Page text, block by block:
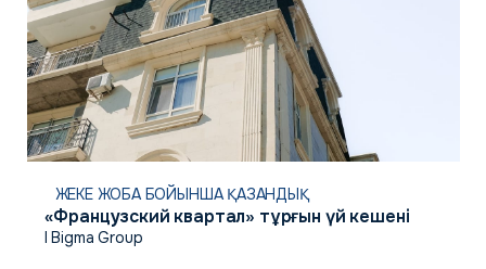
ЖЕКЕ ЖОБА БОЙЫНША ҚАЗАНДЫҚ
«Французский квартал» тұрғын үй кешені
I Bigma Group